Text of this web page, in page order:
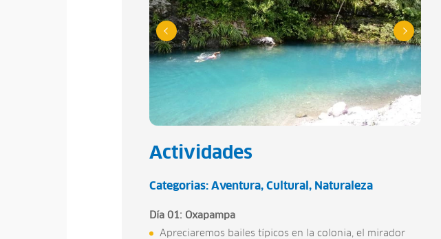
Actividades
Categorias: Aventura Cultural Naturaleza
Día 01: Oxapampa
Apreciaremos bailes típicos en la colonia, el mirador